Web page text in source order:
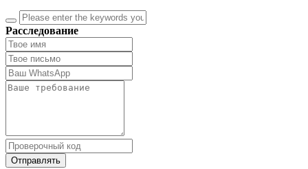
Расследование
Отправлять